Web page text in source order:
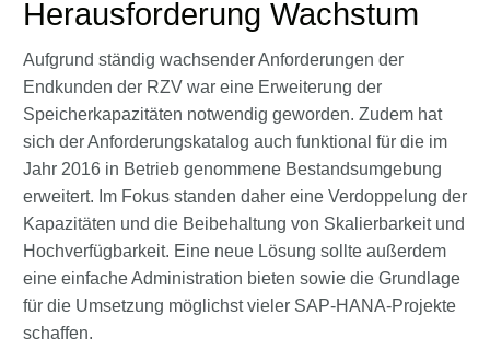
Herausforderung Wachstum
Aufgrund ständig wachsender Anforderungen der
Endkunden der RZV war eine Erweiterung der
Speicherkapazitäten notwendig geworden. Zudem hat
sich der Anforderungskatalog auch funktional für die im
Jahr 2016 in Betrieb genommene Bestandsumgebung
erweitert. Im Fokus standen daher eine Verdoppelung der
Kapazitäten und die Beibehaltung von Skalierbarkeit und
Hochverfügbarkeit. Eine neue Lösung sollte außerdem
eine einfache Administration bieten sowie die Grundlage
für die Umsetzung möglichst vieler SAP-HANA-Projekte
schaffen.